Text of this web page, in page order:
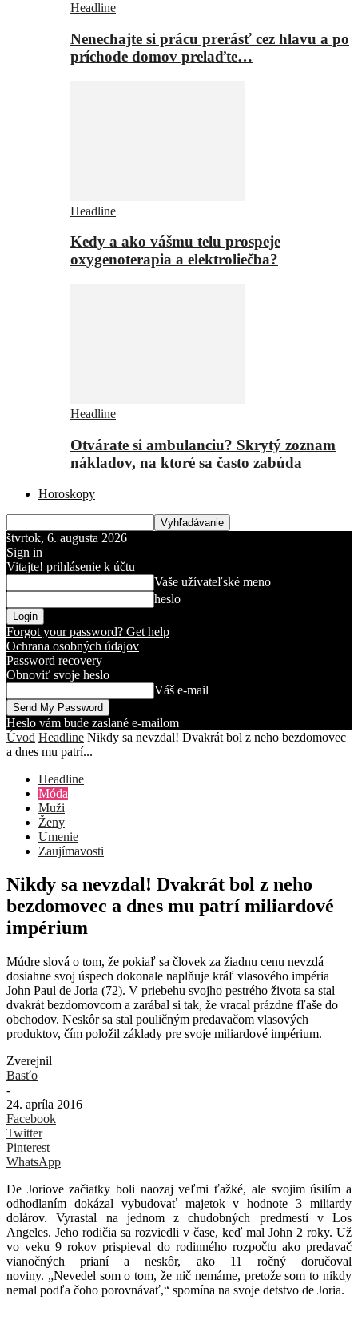
Headline
Nenechajte si prácu prerásť cez hlavu a po
príchode domov prelaďte…
Headline
Kedy a ako vášmu telu prospeje
oxygenoterapia a elektroliečba?
Headline
Otvárate si ambulanciu? Skrytý zoznam
nákladov, na ktoré sa často zabúda
Horoskopy
štvrtok, 6. augusta 2026
Sign in
Vitajte! prihlásenie k účtu
Vaše užívateľské meno
heslo
Forgot your password? Get help
Ochrana osobných údajov
Password recovery
Obnoviť svoje heslo
Váš e-mail
Heslo vám bude zaslané e-mailom
Úvod Headline Nikdy sa nevzdal! Dvakrát bol z neho bezdomovec
a dnes mu patrí...
Headline
Móda
Muži
Ženy
Umenie
Zaujímavosti
Nikdy sa nevzdal! Dvakrát bol z neho
bezdomovec a dnes mu patrí miliardové
impérium
Múdre slová o tom, že pokiaľ sa človek za žiadnu cenu nevzdá
dosiahne svoj úspech dokonale naplňuje kráľ vlasového impéria
John Paul de Joria (72). V priebehu svojho pestrého života sa stal
dvakrát bezdomovcom a zarábal si tak, že vracal prázdne fľaše do
obchodov. Neskôr sa stal pouličným predavačom vlasových
produktov, čím položil základy pre svoje miliardové impérium.
Zverejnil
Basťo
-
24. apríla 2016
Facebook
Twitter
Pinterest
WhatsApp
De Joriove začiatky boli naozaj veľmi ťažké, ale svojim úsilím a
odhodlaním dokázal vybudovať majetok v hodnote 3 miliardy
dolárov. Vyrastal na jednom z chudobných predmestí v Los
Angeles. Jeho rodičia sa rozviedli v čase, keď mal John 2 roky. Už
vo veku 9 rokov prispieval do rodinného rozpočtu ako predavač
vianočných prianí a neskôr, ako 11 ročný doručoval
noviny. „Nevedel som o tom, že nič nemáme, pretože som to nikdy
nemal podľa čoho porovnávať,“ spomína na svoje detstvo de Joria.